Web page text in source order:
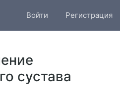
Войти Регистрация
сустава